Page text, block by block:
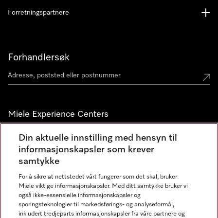
Forhandlersøk
Miele Experience Centers
Miele Experience Center Nesbru
Miele Outlet Nesbru
Nyhetsbrev
Forretningspartnere
Din aktuelle innstilling med hensyn til
informasjonskapsler som krever
samtykke
For å sikre at nettstedet vårt fungerer som det skal, bruker
Miele viktige informasjonskapsler. Med ditt samtykke bruker vi
også ikke-essensielle informasjonskapsler og
sporingsteknologier til markedsførings- og analyseformål,
inkludert tredjeparts informasjonskapsler fra våre partnere og